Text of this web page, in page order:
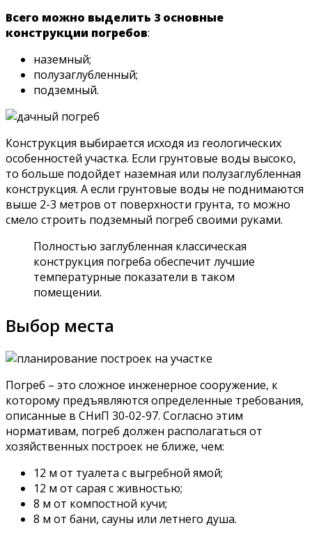
Всего можно выделить 3 основные
конструкции погребов:
наземный;
полузаглубленный;
подземный.
Конструкция выбирается исходя из геологических
особенностей участка. Если грунтовые воды высоко,
то больше подойдет наземная или полузаглубленная
конструкция. А если грунтовые воды не поднимаются
выше 2-3 метров от поверхности грунта, то можно
смело строить подземный погреб своими руками.
Полностью заглубленная классическая
конструкция погреба обеспечит лучшие
температурные показатели в таком
помещении.
Выбор места
Погреб – это сложное инженерное сооружение, к
которому предъявляются определенные требования,
описанные в СНиП 30-02-97. Согласно этим
нормативам, погреб должен располагаться от
хозяйственных построек не ближе, чем:
12 м от туалета с выгребной ямой;
12 м от сарая с живностью;
8 м от компостной кучи;
8 м от бани, сауны или летнего душа.